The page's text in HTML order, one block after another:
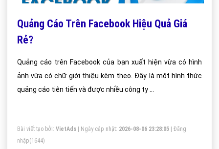
Quảng Cáo Trên Facebook Hiệu Quả Giá
Rẻ?
Quảng cáo trên Facebook của bạn xuất hiện vừa có hình
ảnh vừa có chữ giới thiệu kèm theo. Đây là một hình thức
quảng cáo tiên tiến và được nhiều công ty ...
Bài viết tạo bởi: VietAds | Ngày cập nhật: 2026-08-06 23:28:05
Đăng
nhập(1644)